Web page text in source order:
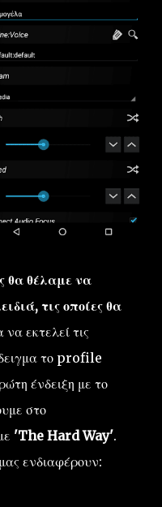
θα θέλαμε να
τις οποίες θα
να εκτελεί τις
το profile
ένδειξη με το
στο
'The Hard Way'.
ενδιαφέρουν: